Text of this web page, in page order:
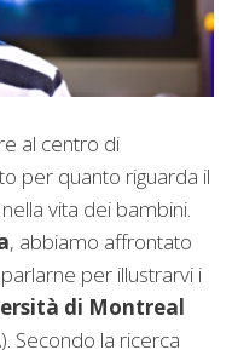
al centro di
per quanto riguarda il
vita dei bambini.
, abbiamo affrontato
per illustrarvi i
di Montreal
Secondo la ricerca